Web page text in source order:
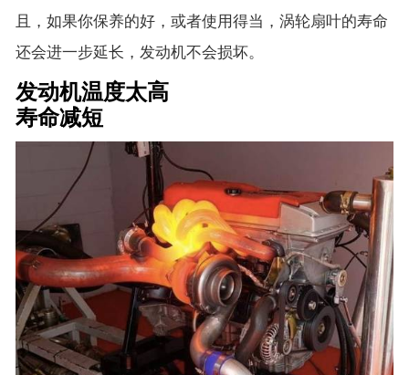
且，如果你保养的好，或者使用得当，涡轮扇叶的寿命
还会进一步延长，发动机不会损坏。
发动机温度太高
寿命减短